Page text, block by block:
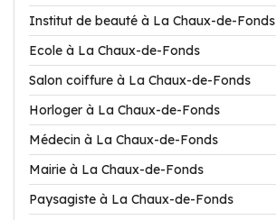
Institut de beauté à La Chaux-de-Fonds
Ecole à La Chaux-de-Fonds
Salon coiffure à La Chaux-de-Fonds
Horloger à La Chaux-de-Fonds
Médecin à La Chaux-de-Fonds
Mairie à La Chaux-de-Fonds
Paysagiste à La Chaux-de-Fonds